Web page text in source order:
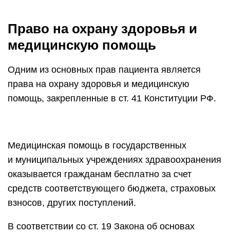
Право на охрану здоровья и
медицинскую помощь
Одним из основных прав пациента является
права на охрану здоровья и медицинскую
помощь, закрепленные в ст. 41 Конституции РФ.
Медицинская помощь в государственных
и муниципальных учреждениях здравоохранения
оказывается гражданам бесплатно за счет
средств соответствующего бюджета, страховых
взносов, других поступлений.
В соответствии со ст. 19 Закона об основах